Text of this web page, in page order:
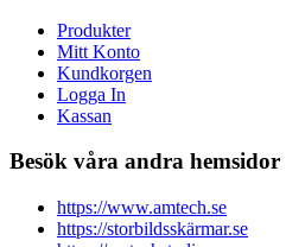
Produkter
Mitt Konto
Kundkorgen
Logga In
Kassan
Besök våra andra hemsidor
https://www.amtech.se
https://storbildsskärmar.se